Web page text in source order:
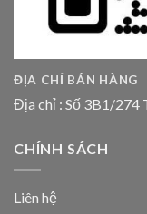
ĐỊA CHỈ BÁN HÀNG
Địa chỉ : Số 3B1/
CHÍNH SÁCH
Liên hệ